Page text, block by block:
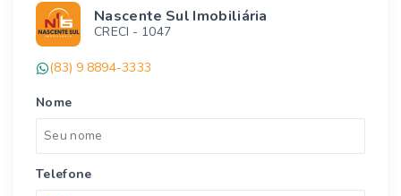
Nascente Sul Imobiliária
CRECI - 1047
(83) 9 8894-3333
Nome
Telefone